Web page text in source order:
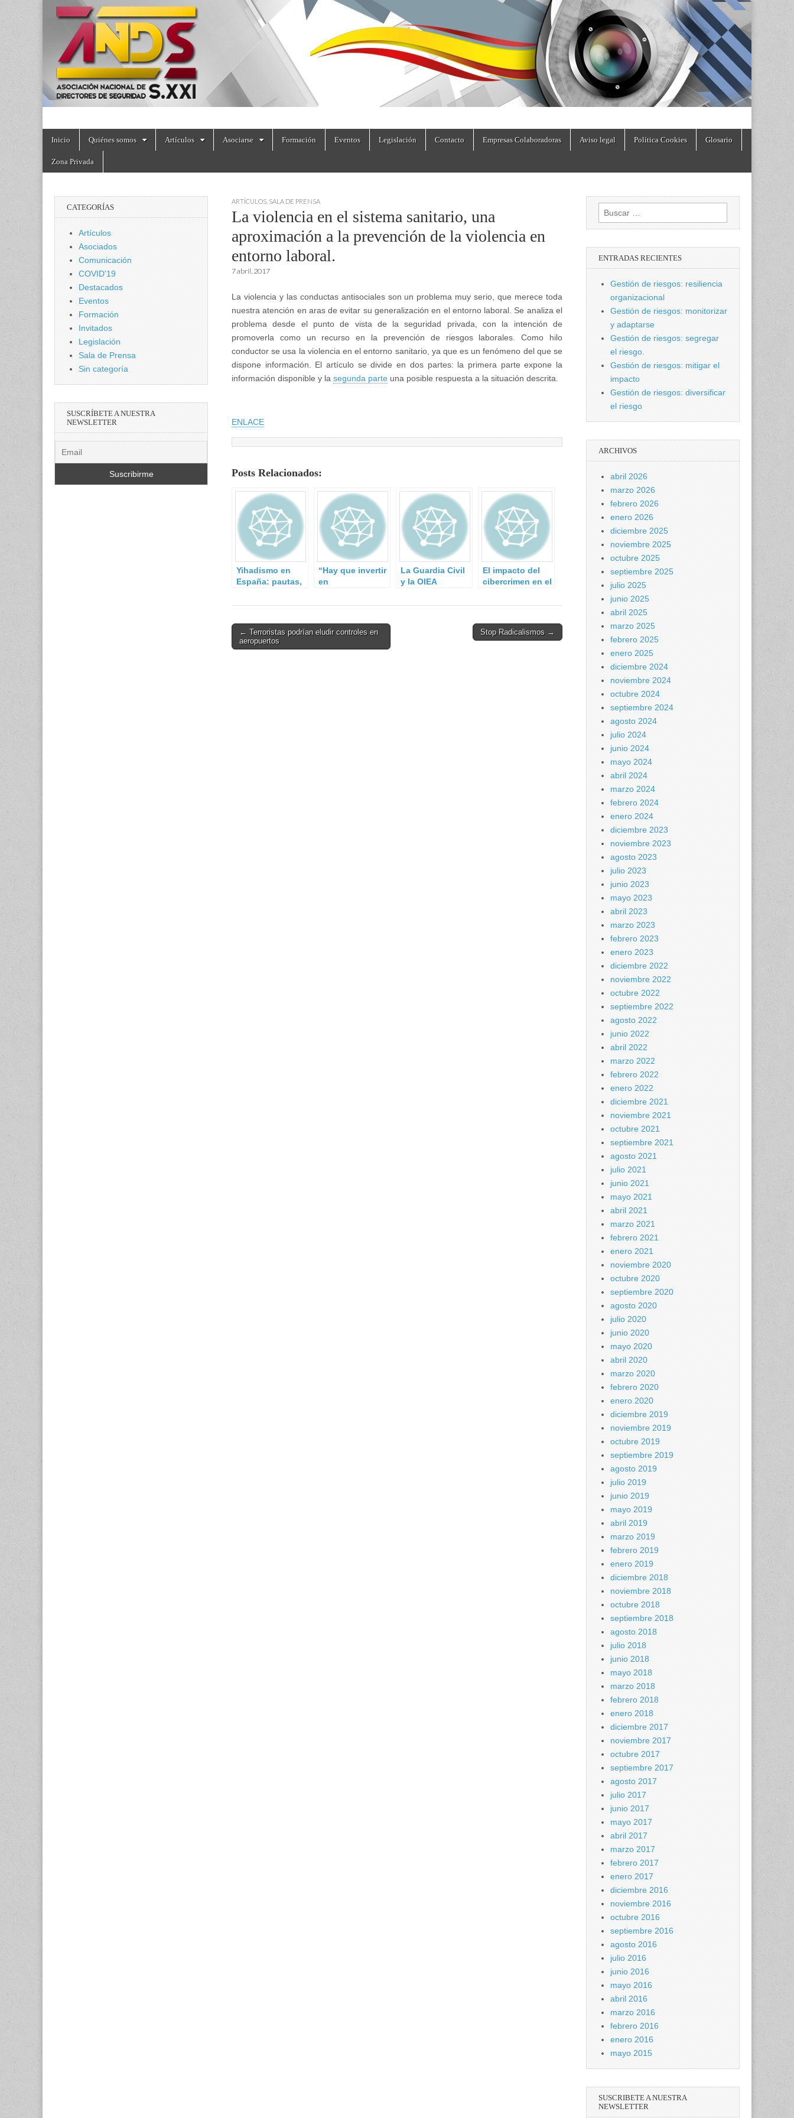
directoresdeseguridad.es
Main
Skip
content
Inicio Quiénes somos Artículos Asociarse Formación Eventos Legislación Contacto Empresas Colaboradoras Aviso legal Política Cookies Glosario
Zona Privada
ARTÍCULOS SALA DE PRENSA
La violencia en el sistema sanitario, una
aproximación a la prevención de la violencia en
entorno laboral.
7 abril, 2017
La violencia y las conductas antisociales son un problema muy serio, que merece toda
nuestra atención en aras de evitar su generalización en el entorno laboral. Se analiza el
problema desde el punto de vista de la seguridad privada, con la intención de
promoverla como un recurso en la prevención de riesgos laborales. Como hilo
conductor se usa la violencia en el entorno sanitario, ya que es un fenómeno del que se
dispone información. El artículo se divide en dos partes: la primera parte expone la
información disponible y la segunda parte una posible respuesta a la situación descrita.
ENLACE
Posts Relacionados:
Yihadismo en
España: pautas,
continuidad
“Hay que invertir
en
mismo que se
seguridad física”
La Guardia Civil
y la OIEA
lucha contra el
El impacto del
cibercrimen en el
[Infografía]
Post
navigation
← Terroristas podrían eludir controles en
aeropuertos
Stop Radicalismos →
CATEGORÍAS
Artículos
Asociados
Comunicación
COVID'19
Destacados
Eventos
Formación
Invitados
Legislación
Sala de Prensa
Sin categoría
SUSCRÍBETE A NUESTRA
NEWSLETTER
Buscar:
ENTRADAS RECIENTES
Gestión de riesgos: resiliencia
organizacional
Gestión de riesgos: monitorizar
y adaptarse
Gestión de riesgos: segregar
el riesgo.
Gestión de riesgos: mitigar el
impacto
Gestión de riesgos: diversificar
el riesgo
ARCHIVOS
abril 2026
marzo 2026
febrero 2026
enero 2026
diciembre 2025
noviembre 2025
octubre 2025
septiembre 2025
julio 2025
junio 2025
abril 2025
marzo 2025
febrero 2025
enero 2025
diciembre 2024
noviembre 2024
octubre 2024
septiembre 2024
agosto 2024
julio 2024
junio 2024
mayo 2024
abril 2024
marzo 2024
febrero 2024
enero 2024
diciembre 2023
noviembre 2023
agosto 2023
julio 2023
junio 2023
mayo 2023
abril 2023
marzo 2023
febrero 2023
enero 2023
diciembre 2022
noviembre 2022
octubre 2022
septiembre 2022
agosto 2022
junio 2022
abril 2022
marzo 2022
febrero 2022
enero 2022
diciembre 2021
noviembre 2021
octubre 2021
septiembre 2021
agosto 2021
julio 2021
junio 2021
mayo 2021
abril 2021
marzo 2021
febrero 2021
enero 2021
noviembre 2020
octubre 2020
septiembre 2020
agosto 2020
julio 2020
junio 2020
mayo 2020
abril 2020
marzo 2020
febrero 2020
enero 2020
diciembre 2019
noviembre 2019
octubre 2019
septiembre 2019
agosto 2019
julio 2019
junio 2019
mayo 2019
abril 2019
marzo 2019
febrero 2019
enero 2019
diciembre 2018
noviembre 2018
octubre 2018
septiembre 2018
agosto 2018
julio 2018
junio 2018
mayo 2018
marzo 2018
febrero 2018
enero 2018
diciembre 2017
noviembre 2017
octubre 2017
septiembre 2017
agosto 2017
julio 2017
junio 2017
mayo 2017
abril 2017
marzo 2017
febrero 2017
enero 2017
diciembre 2016
noviembre 2016
octubre 2016
septiembre 2016
agosto 2016
julio 2016
junio 2016
mayo 2016
abril 2016
marzo 2016
febrero 2016
enero 2016
mayo 2015
SUSCRIBETE A NUESTRA
NEWSLETTER